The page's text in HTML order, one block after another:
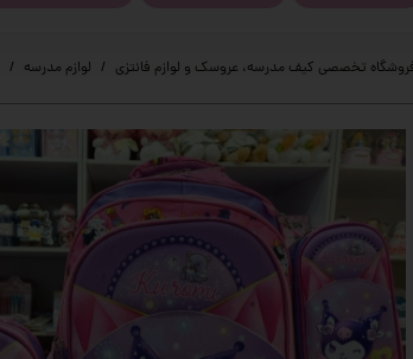
پاک کن
روان نویس
جامدادی
چسب واشی
کیف فانتزی
چسب زخم فانتزی
پک های فانتزی
فروشگاه تخصصی کیف مدرسه، عروسک و لوازم فانتزی لوازم مدرسه